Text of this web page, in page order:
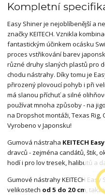
Kompletní
Easy Shiner je nejoblíbenější a
značky KEITECH. Vznikla
fantastickým účinkem ocásku
proces vstřikování barev
různé druhy slaných plastů pro
chodu nástrahy. Díky tomu je
přirozený plovoucí pohyb i při
má slanou příchuť a silné
používat mnoha způsoby - na
na Dropshot montáži, Texas Rig,
Vyrobeno v Japonsku!
Gumová nástraha KEITECH
dravců - zejména candátů, štik,
hodí i pro lov tresek, halibutů a
Gumové nástrahy KEITECH
velikostech od 5 do 20 cm,